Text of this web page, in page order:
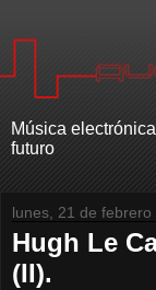
Música
futuro
lunes, 21 de febrero
Hugh Le
(II).